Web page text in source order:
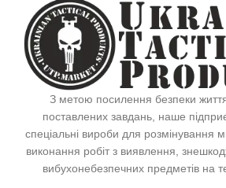
З метою посилення безпеки
поставлених завдань, наше
спеціальні вироби для розмінування
виконання робіт з виявлення,
вибухонебезпечних предметів на